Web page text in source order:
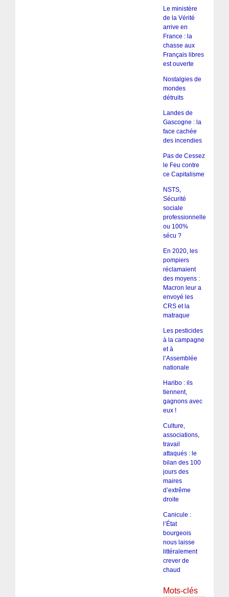
Le ministère
de la Vérité
arrive en
France : la
chasse aux
Français libres
est ouverte
Nostalgies de
mondes
détruits
Landes de
Gascogne : la
face cachée
des incendies
Pas de Cessez
le Feu contre
ce Capitalisme
NSTS,
Sécurité
sociale
professionnelle
ou 100%
sécu ?
En 2020, les
pompiers
réclamaient
des moyens :
Macron leur a
envoyé les
CRS et la
matraque
Les pesticides
à la campagne
et à
l’Assemblée
nationale
Haribo : ils
tiennent,
gagnons avec
eux !
Culture,
associations,
travail
attaqués : le
bilan des 100
jours des
maires
d’extrême
droite
Canicule :
l’État
bourgeois
nous laisse
littéralement
crever de
chaud
Mots-clés